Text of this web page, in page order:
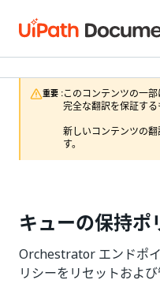
重要 :このコンテンツの一
完全な翻訳を保証する
新しいコンテンツの
す。
キューの保持ポ
Orchestrator エンドポ
リシーをリセットおよ